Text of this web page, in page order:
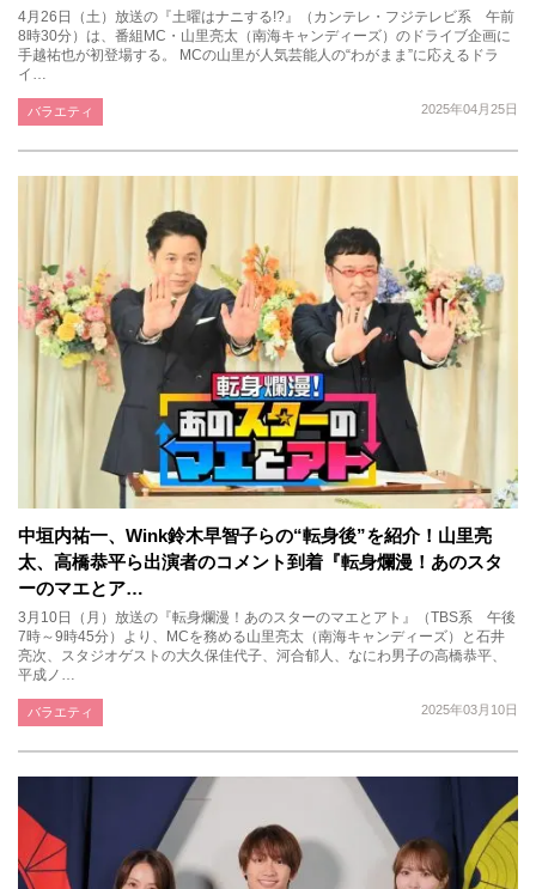
4月26日（土）放送の『土曜はナニする!?』（カンテレ・フジテレビ系 午前
8時30分）は、番組MC・山里亮太（南海キャンディーズ）のドライブ企画に
手越祐也が初登場する。 MCの山里が人気芸能人の“わがまま”に応えるドラ
イ…
2025年04月25日
バラエティ
中垣内祐一、Wink鈴木早智子らの“転身後”を紹介！山里亮
太、高橋恭平ら出演者のコメント到着『転身爛漫！あのスタ
ーのマエとア…
3月10日（月）放送の『転身爛漫！あのスターのマエとアト』（TBS系 午後
7時～9時45分）より、MCを務める山里亮太（南海キャンディーズ）と石井
亮次、スタジオゲストの大久保佳代子、河合郁人、なにわ男子の高橋恭平、
平成ノ…
2025年03月10日
バラエティ